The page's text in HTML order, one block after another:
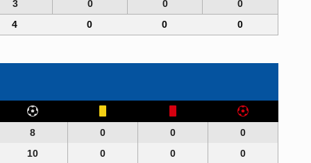
3 0 0
0
4 0 0 0
8 0 0
0
10 0 0
0